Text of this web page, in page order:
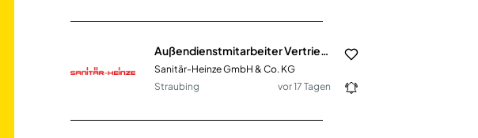
Sanitär-Heinze GmbH & Co. KG
Straubing
vor 17 Tagen